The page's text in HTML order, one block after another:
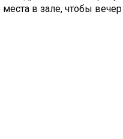
места в зале, чтобы